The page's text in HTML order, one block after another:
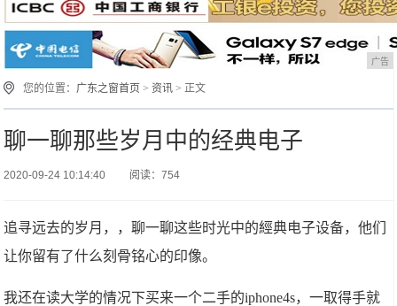
广告
您的位置： 广东之窗首页 >资讯 > 正文
聊一聊那些岁月中的经典电子
2020-09-24 10:14:40 阅读：754
追寻远去的岁月，，聊一聊这些时光中的經典电子设备，他们
让你留有了什么刻骨铭心的印像。
我还在读大学的情况下买来一个二手的iphone4s，一取得手就